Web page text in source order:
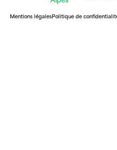
Mentions légalesPolitique de